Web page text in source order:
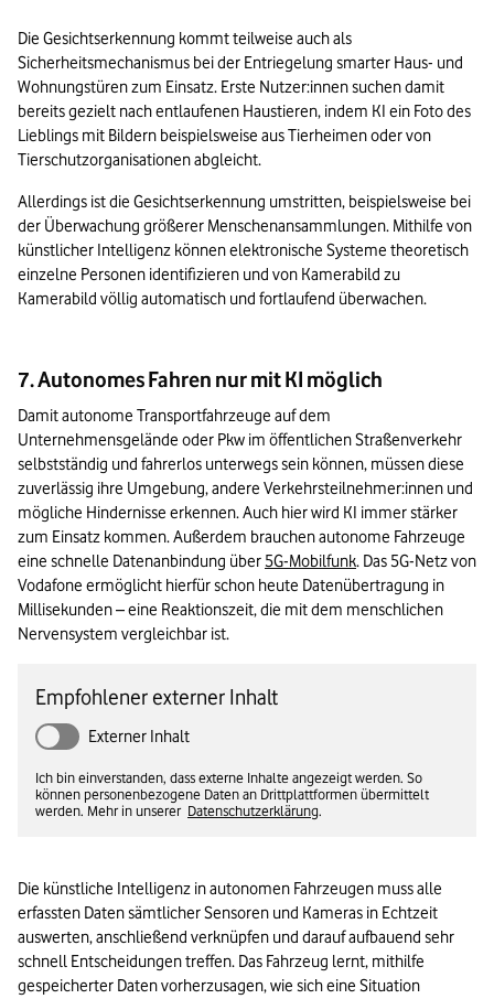
Die Gesichtserkennung kommt teilweise auch als
Sicherheitsmechanismus bei der Entriegelung smarter Haus- und
Wohnungstüren zum Einsatz. Erste Nutzer:innen suchen damit
bereits gezielt nach entlaufenen Haustieren, indem KI ein Foto des
Lieblings mit Bildern beispielsweise aus Tierheimen oder von
Tierschutzorganisationen abgleicht.
Allerdings ist die Gesichtserkennung umstritten, beispielsweise bei
der Überwachung größerer Menschenansammlungen. Mithilfe von
künstlicher Intelligenz können elektronische Systeme theoretisch
einzelne Personen identifizieren und von Kamerabild zu
Kamerabild völlig automatisch und fortlaufend überwachen.
7. Autonomes Fahren nur mit KI möglich
Damit autonome Transportfahrzeuge auf dem
Unternehmensgelände oder Pkw im öffentlichen Straßenverkehr
selbstständig und fahrerlos unterwegs sein können, müssen diese
zuverlässig ihre Umgebung, andere Verkehrsteilnehmer:innen und
mögliche Hindernisse erkennen. Auch hier wird KI immer stärker
zum Einsatz kommen. Außerdem brauchen autonome Fahrzeuge
eine schnelle Datenanbindung über 5G-Mobilfunk. Das 5G-Netz von
Vodafone ermöglicht hierfür schon heute Datenübertragung in
Millisekunden – eine Reaktionszeit, die mit dem menschlichen
Nervensystem vergleichbar ist.
Empfohlener externer Inhalt
Externer Inhalt
Ich bin einverstanden, dass externe Inhalte angezeigt werden. So
können personenbezogene Daten an Drittplattformen übermittelt
werden. Mehr in unserer Datenschutzerklärung.
Die künstliche Intelligenz in autonomen Fahrzeugen muss alle
erfassten Daten sämtlicher Sensoren und Kameras in Echtzeit
auswerten, anschließend verknüpfen und darauf aufbauend sehr
schnell Entscheidungen treffen. Das Fahrzeug lernt, mithilfe
gespeicherter Daten vorherzusagen, wie sich eine Situation